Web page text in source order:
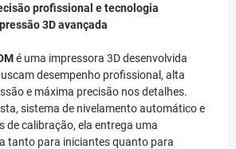
profissional e tecnologia
3D avançada
é uma impressora 3D desenvolvida
desempenho profissional, alta
e máxima precisão nos detalhes.
sistema de nivelamento automático e
de calibração, ela entrega uma
tanto para iniciantes quanto para